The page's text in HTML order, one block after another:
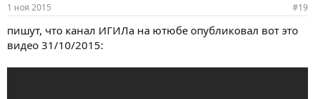
1 ноя 2015 #19
пишут, что канал ИГИЛа на ютюбе опубликовал вот это
видео 31/10/2015: